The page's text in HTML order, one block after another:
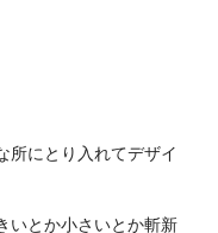
所にとり入れてデザイ
いとか小さいとか斬新